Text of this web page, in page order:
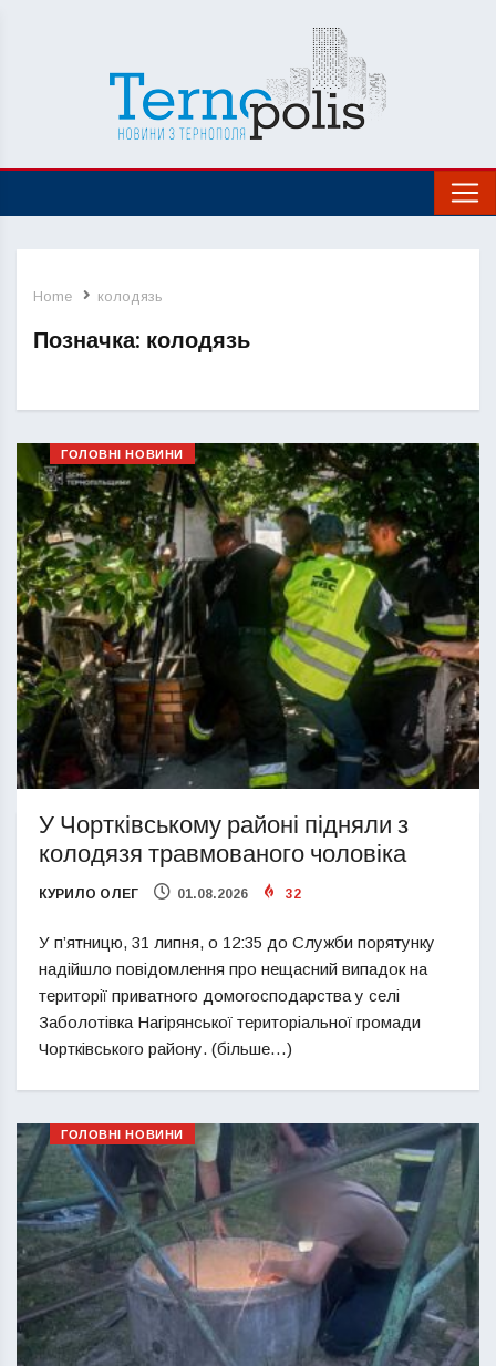
Home колодязь
Позначка: колодязь
ГОЛОВНІ НОВИНИ
У Чортківському районі підняли з
колодязя травмованого чоловіка
КУРИЛО ОЛЕГ 01.08.2026 32
У п’ятницю, 31 липня, о 12:35 до Служби порятунку
надійшло повідомлення про нещасний випадок на
території приватного домогосподарства у селі
Заболотівка Нагірянської територіальної громади
Чортківського району. (більше…)
ГОЛОВНІ НОВИНИ